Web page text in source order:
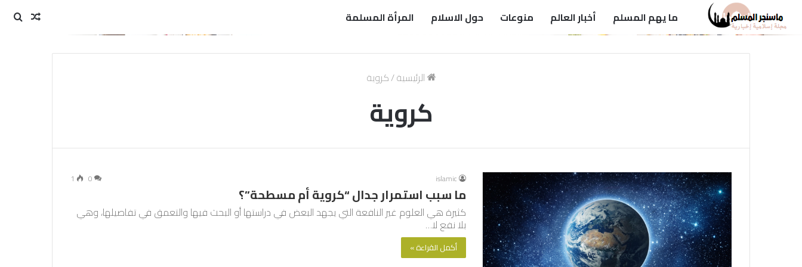
ما يهم المسلم أخبار العالم منوعات حول الاسلام المرأة المسلمة
مقال
الرئيسية/كروية
كروية
islamic
0
1
ما سبب استمرار جدال “كروية أم مسطحة”؟
كثيرة هي العلوم غير النافعة التي يجهد البعض في دراستها أو البحث فيها والتعمق في تفاصيلها، وهي
بلا نفع لا…
أكمل القراءة »